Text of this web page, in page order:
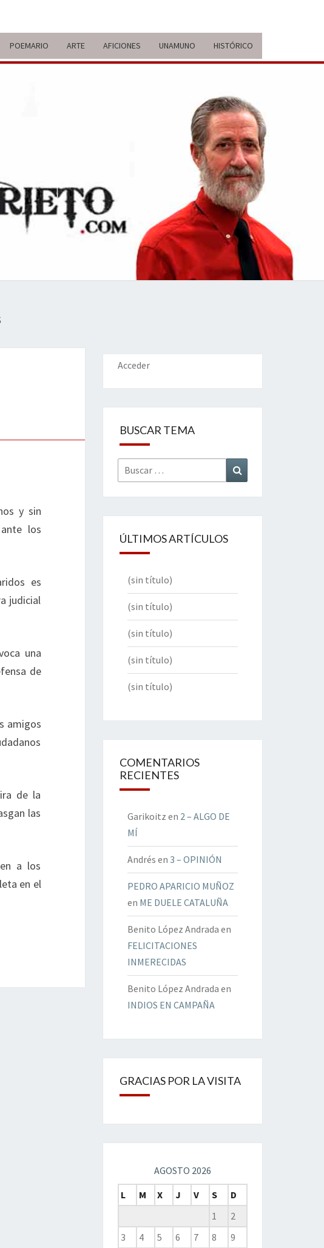
POEMARIO ARTE AFICIONES UNAMUNO HISTÓRICO
VIDA Y
y sin
los
es
judicial
una
de
amigos
de la
las
a los
en el
Acceder
BUSCAR TEMA
Buscar
por:
ÚLTIMOS ARTÍCULOS
(sin título)
(sin título)
(sin título)
(sin título)
(sin título)
COMENTARIOS
RECIENTES
Garikoitz en 2 – ALGO DE
MÍ
Andrés en 3 – OPINIÓN
PEDRO APARICIO MUÑOZ
en ME DUELE CATALUÑA
Benito López Andrada en
FELICITACIONES
INMERECIDAS
Benito López Andrada en
INDIOS EN CAMPAÑA
GRACIAS POR LA VISITA
AGOSTO 2026
L
M X J V S
D
1
2
3
4 5 6 7 8
9